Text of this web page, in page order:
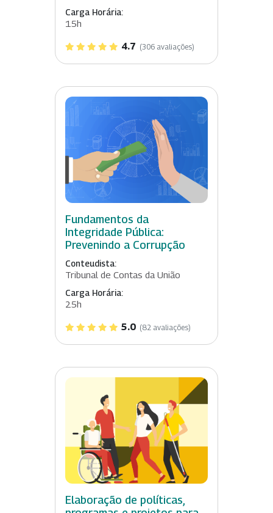
Carga Horária:
15h
4.7 (306 avaliações)
Fundamentos da
Integridade Pública:
Prevenindo a Corrupção
Conteudista:
Tribunal de Contas da União
Carga Horária:
25h
5.0 (82 avaliações)
Elaboração de políticas,